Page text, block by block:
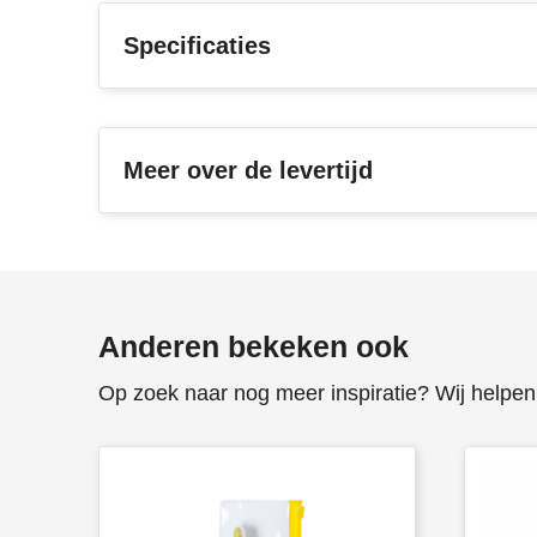
Specificaties
Meer over de levertijd
Anderen bekeken ook
Op zoek naar nog meer inspiratie? Wij